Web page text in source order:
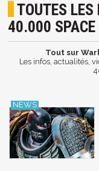
TOUTES
40.000
Tout sur
Les infos, actualités,